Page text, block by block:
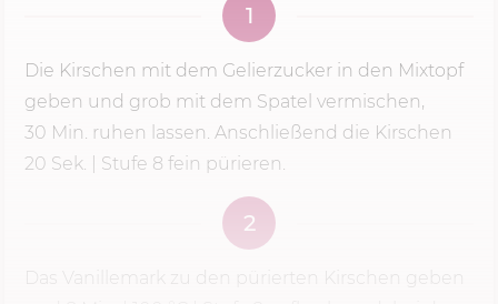
1
Die Kirschen mit dem Gelierzucker in den Mixtopf
geben und grob mit dem Spatel vermischen,
30 Min. ruhen lassen. Anschließend die Kirschen
20 Sek.
Stufe 8 fein pürieren.
2
Das Vanillemark zu den pürierten Kirschen geben